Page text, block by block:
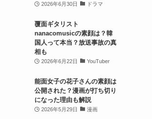
2026年6月30日 ドラマ
覆面ギタリスト
nanacomusicの素顔は？韓
国人って本当？放送事故の真
相も
2026年6月22日 YouTuber
能面女子の花子さんの素顔は
公開された？漫画が打ち切り
になった理由も解説
2026年5月29日 漫画